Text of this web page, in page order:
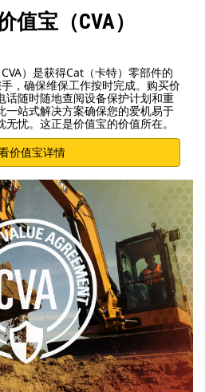
值宝（CVA）
）是获得Cat（卡特）零部件的
，确保维保工作按时完成。购买价
话随时随地查阅设备保护计划和重
一站式解决方案确保您的爱机易于
忧。这正是价值宝的价值所在。
价值宝详情